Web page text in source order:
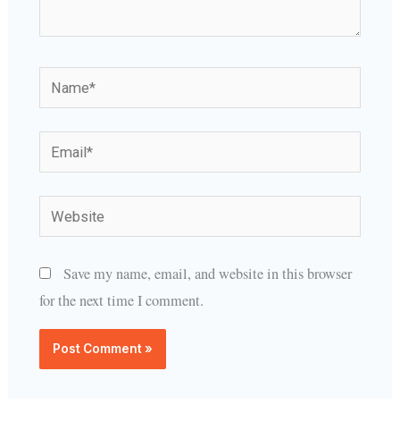
Name*
Email*
Website
Save my name, email, and website in this browser
for the next time I comment.